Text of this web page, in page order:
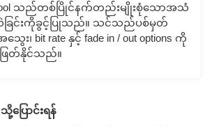
tool သည်တစ်ပြိုင်နက်တည်းမျိုးစုံသောအသံ
းလဲခြင်းကိုခွင့်ပြုသည်။ သင်သည်ပစ်မှတ်
bit rate နှင့် fade in / out options ကို
တ်နိုင်သည်။
ပြောင်းရန်